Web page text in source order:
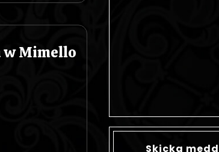
w Mimello